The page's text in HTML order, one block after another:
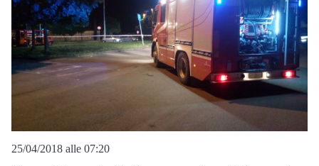
25/04/2018 alle 07:20